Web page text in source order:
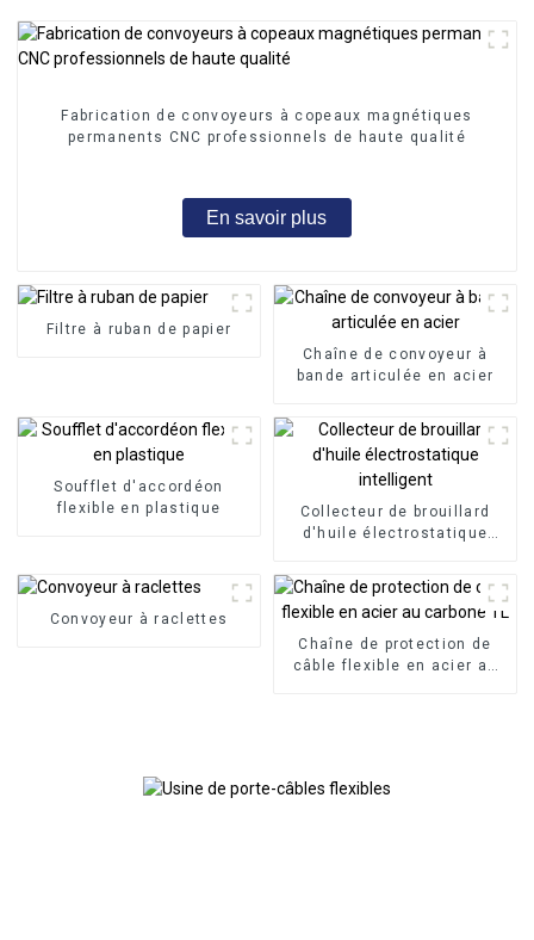
Fabrication de convoyeurs à copeaux magnétiques
permanents CNC professionnels de haute qualité
En savoir plus
Filtre à ruban de papier
Chaîne de convoyeur à
bande articulée en acier
Soufflet d'accordéon
flexible en plastique
Collecteur de brouillard
d'huile électrostatique
Convoyeur à raclettes
Chaîne de protection de
câble flexible en acier au